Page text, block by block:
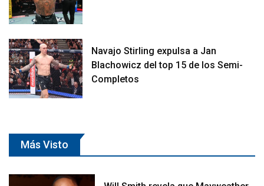
Navajo Stirling expulsa a Jan
Blachowicz del top 15 de los Semi-
Completos
Más Visto